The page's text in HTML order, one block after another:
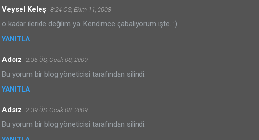
Veysel Keleş 8:24 ÖS, Ekim 11, 2008
o kadar ileride değilim ya. Kendimce çabalıyorum işte. :)
YANITLA
Adsız 2:36 ÖS, Ocak 08, 2009
Bu yorum bir blog yöneticisi tarafından silindi.
YANITLA
Adsız 2:39 ÖS, Ocak 08, 2009
Bu yorum bir blog yöneticisi tarafından silindi.